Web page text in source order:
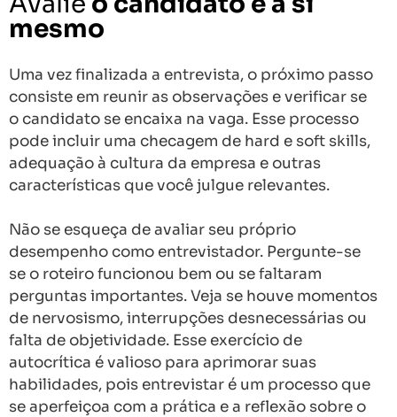
mesmo
Uma vez finalizada a entrevista, o próximo passo
consiste em reunir as observações e verificar se
o candidato se encaixa na vaga. Esse processo
pode incluir uma checagem de hard e soft skills,
adequação à cultura da empresa e outras
características que você julgue relevantes.
Não se esqueça de avaliar seu próprio
desempenho como entrevistador. Pergunte-se
se o roteiro funcionou bem ou se faltaram
perguntas importantes. Veja se houve momentos
de nervosismo, interrupções desnecessárias ou
falta de objetividade. Esse exercício de
autocrítica é valioso para aprimorar suas
habilidades, pois entrevistar é um processo que
se aperfeiçoa com a prática e a reflexão sobre o